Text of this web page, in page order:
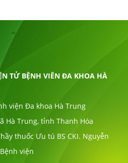
TỬ BỆNH VIÊN ĐA KHOA HÀ
viện Đa khoa Hà Trung
Hà Trung, tỉnh Thanh Hóa
thuốc Ưu tú BS CKI. Nguyễn
viện